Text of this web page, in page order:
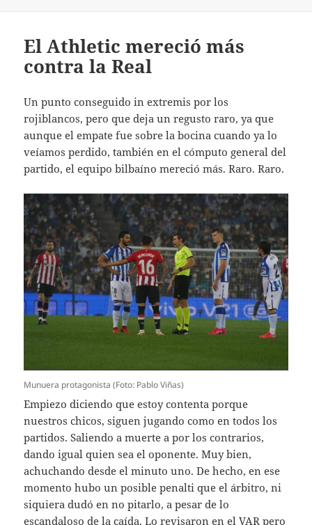
El Athletic mereció más
contra la Real
Un punto conseguido in extremis por los
rojiblancos, pero que deja un regusto raro, ya que
aunque el empate fue sobre la bocina cuando ya lo
veíamos perdido, también en el cómputo general del
partido, el equipo bilbaíno mereció más. Raro. Raro.
Munuera protagonista (Foto: Pablo Viñas)
Empiezo diciendo que estoy contenta porque
nuestros chicos, siguen jugando como en todos los
partidos. Saliendo a muerte a por los contrarios,
dando igual quien sea el oponente. Muy bien,
achuchando desde el minuto uno. De hecho, en ese
momento hubo un posible penalti que el árbitro, ni
siquiera dudó en no pitarlo, a pesar de lo
escandaloso de la caída. Lo revisaron en el VAR pero